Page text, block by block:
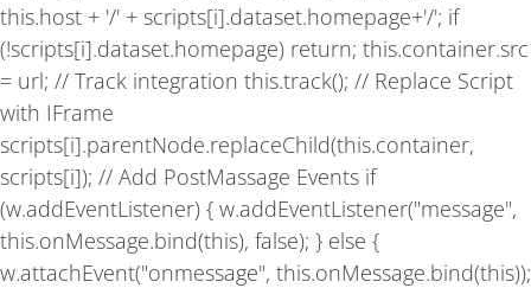
this.host + '/' + scripts[i].dataset.homepage+'/'; if
(!scripts[i].dataset.homepage) return; this.container.src
= url; // Track integration this.track(); // Replace Script
with IFrame
scripts[i].parentNode.replaceChild(this.container,
scripts[i]); // Add PostMassage Events if
(w.addEventListener) { w.addEventListener("message",
this.onMessage.bind(this), false); } else {
w.attachEvent("onmessage", this.onMessage.bind(this));